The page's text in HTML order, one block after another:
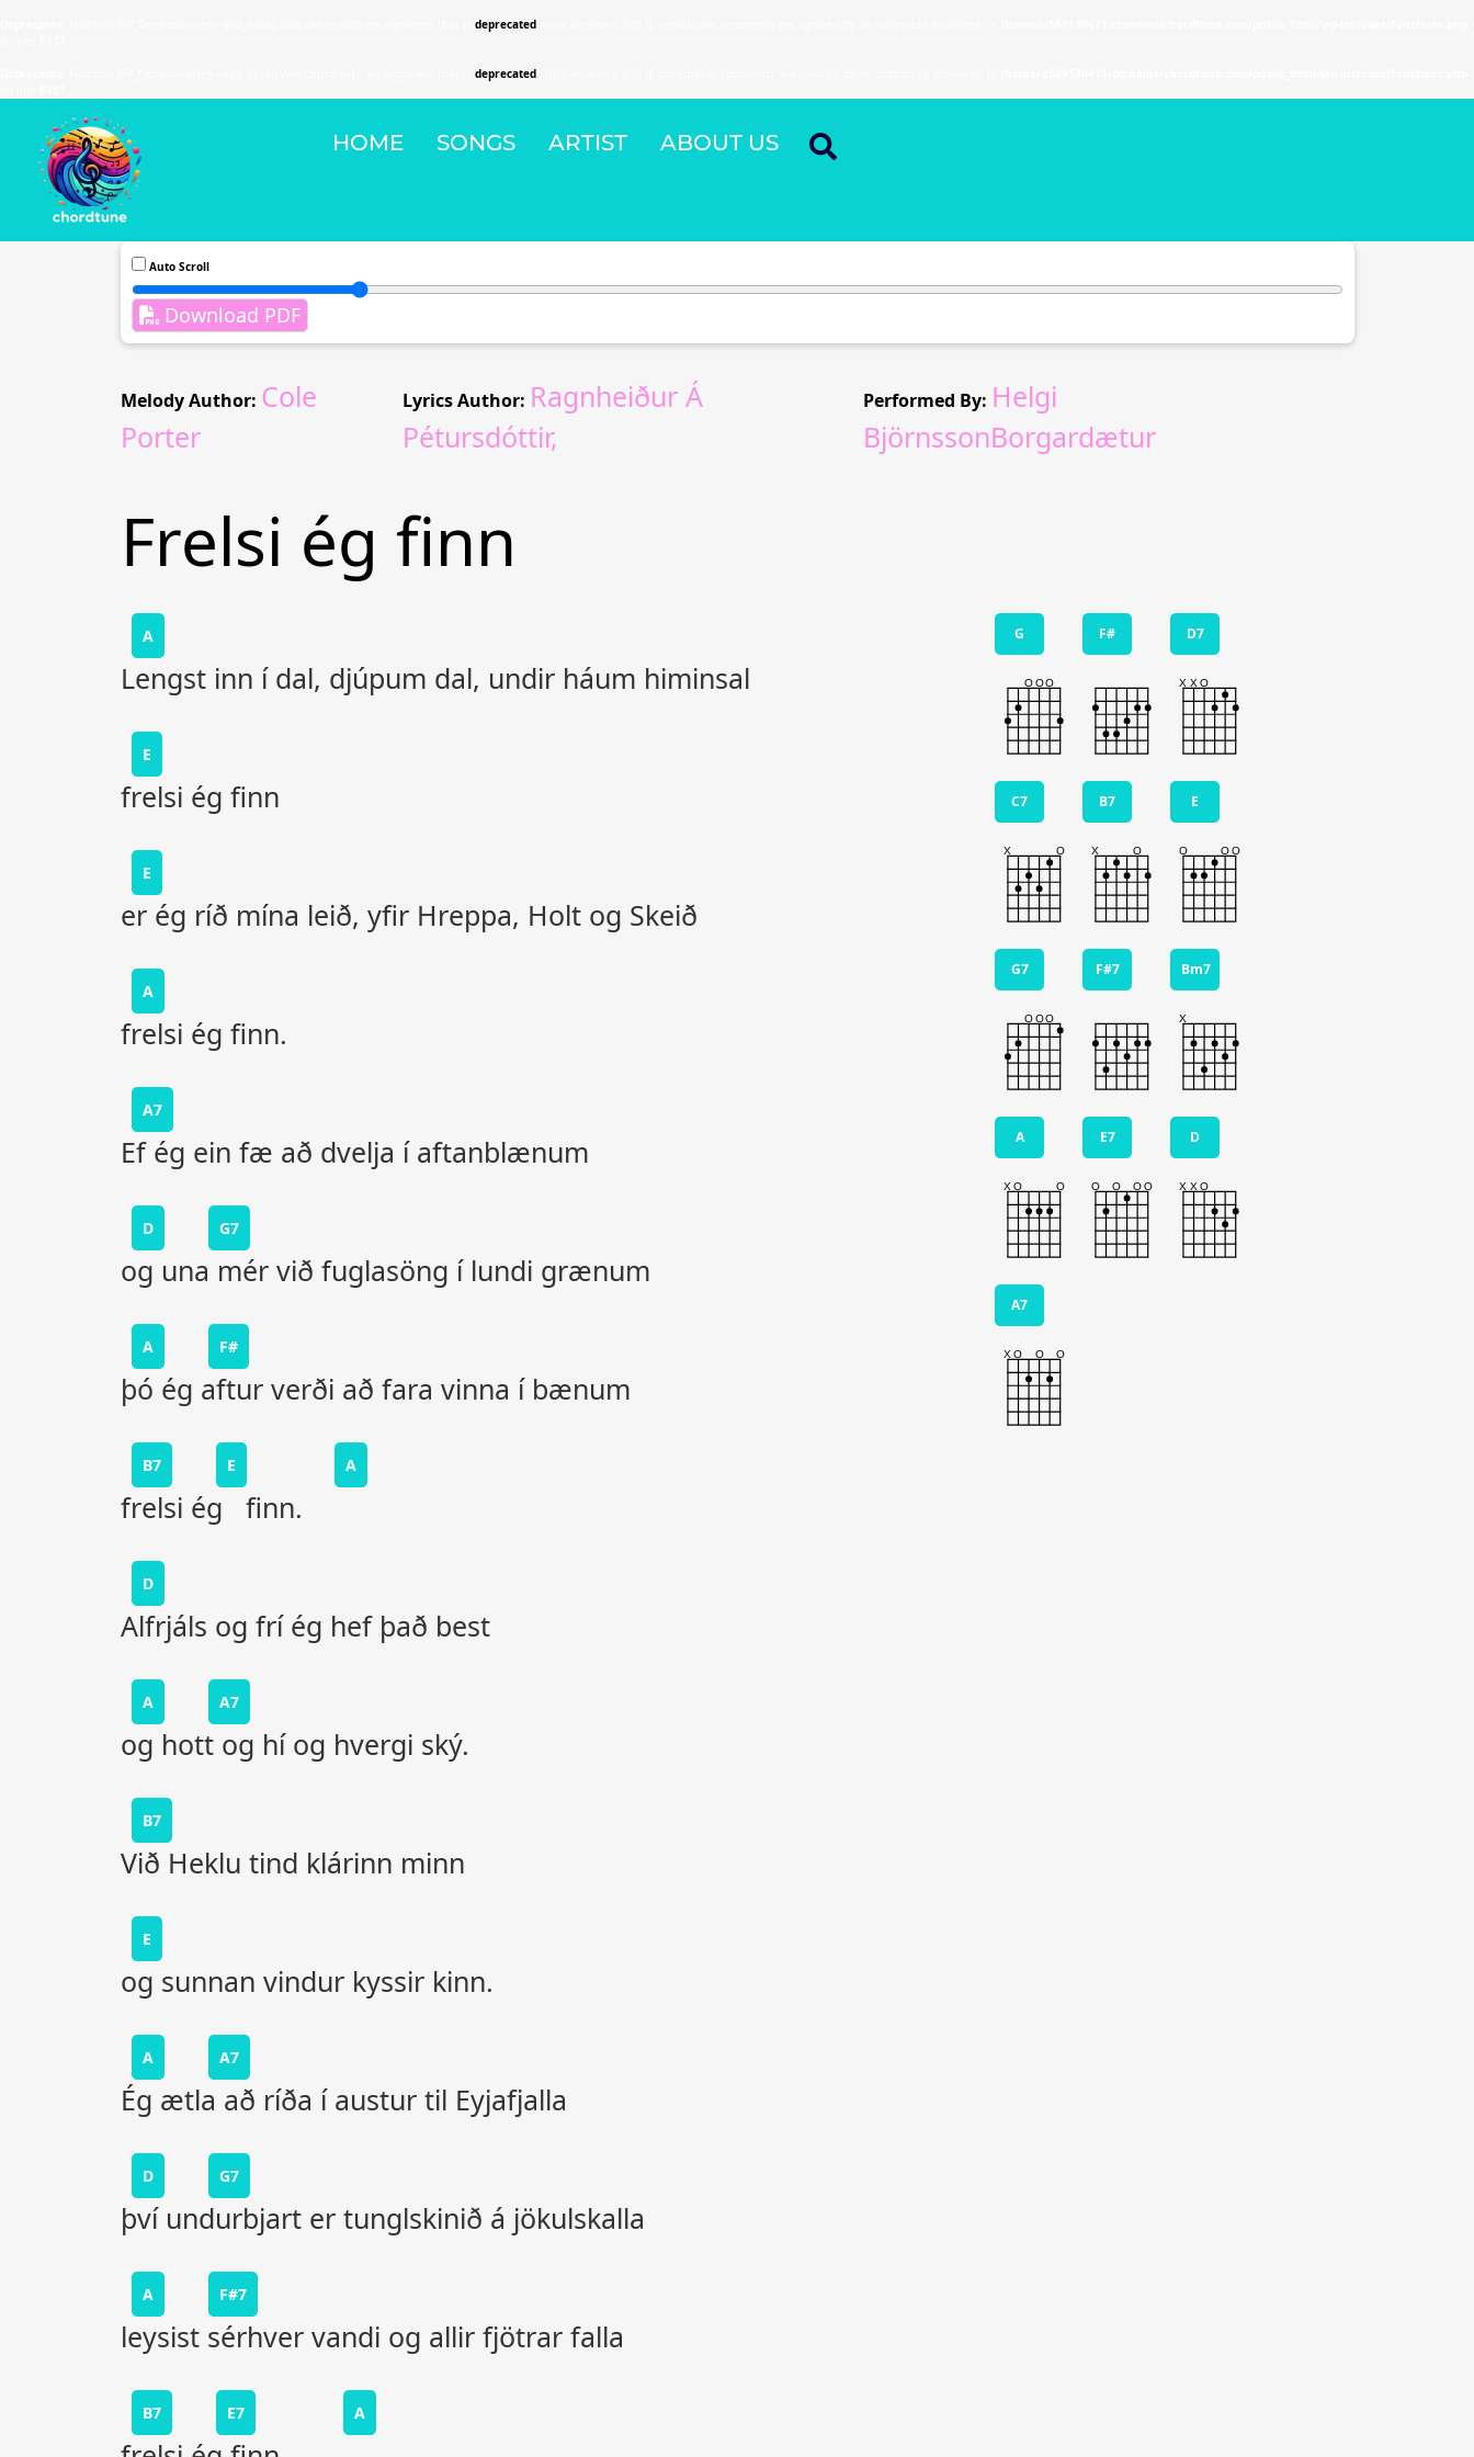
deprecated
deprecated
HOME SONGS ARTIST ABOUT US
Auto Scroll
Download PDF
Melody Author: Cole
Porter
Lyrics Author: Ragnheiður Á
Pétursdóttir,
Performed By: Helgi
BjörnssonBorgardætur
Frelsi ég finn
A
Lengst inn í dal, djúpum dal, undir háum himinsal
E
frelsi ég finn
E
er ég ríð mína leið, yfir Hreppa, Holt og Skeið
A
frelsi ég finn.
A7
Ef ég ein fæ að dvelja í aftanblænum
D G7
og una mér við fuglasöng í lundi grænum
A F#
þó ég aftur verði að fara vinna í bænum
B7 E A
frelsi ég finn.
D
Alfrjáls og frí ég hef það best
A A7
og hott og hí og hvergi ský.
B7
Við Heklu tind klárinn minn
E
og sunnan vindur kyssir kinn.
A A7
Ég ætla að ríða í austur til Eyjafjalla
D G7
því undurbjart er tunglskinið á jökulskalla
A F#7
leysist sérhver vandi og allir fjötrar falla
B7 E7 A
G F# D7
C7 B7 E
G7 F#7 Bm7
A E7 D
A7